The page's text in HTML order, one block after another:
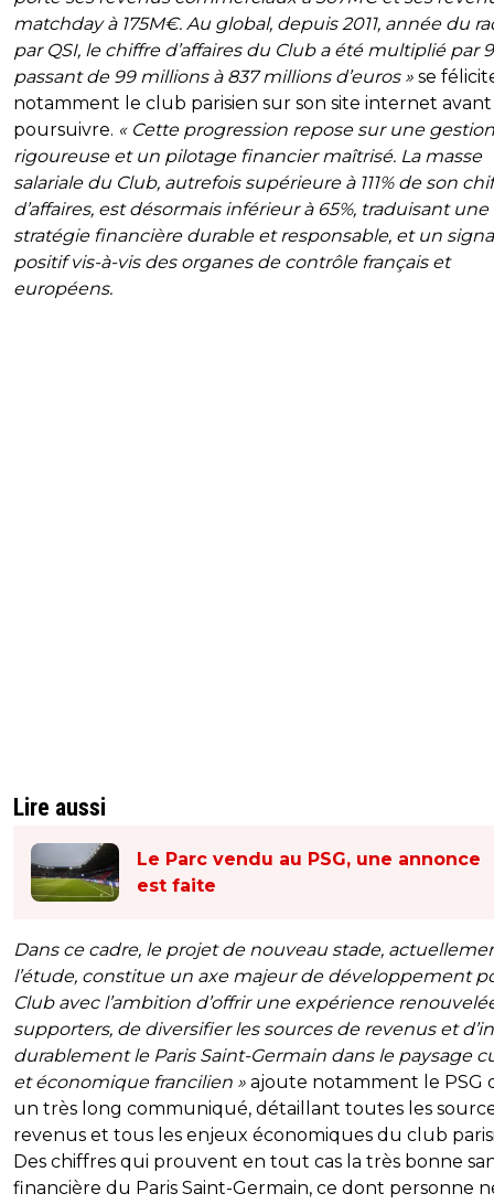
matchday à 175M€. Au global, depuis 2011, année du
par QSI, le chiffre d’affaires du Club a été multiplié par
passant de 99 millions à 837 millions d’euros » se
notamment le club parisien sur son site internet
poursuivre. « Cette progression repose sur une gestion
rigoureuse et un pilotage financier maîtrisé. La masse
salariale du Club, autrefois supérieure à 111% de son
d’affaires, est désormais inférieur à 65%, traduisant une
stratégie financière durable et responsable, et un
positif vis-à-vis des organes de contrôle français et
européens.
Lire aussi
Le Parc vendu au PSG, une annonce
est faite
Dans ce cadre, le projet de nouveau stade,
l’étude, constitue un axe majeur de développement
Club avec l’ambition d’offrir une expérience
supporters, de diversifier les sources de revenus et
durablement le Paris Saint-Germain dans le paysage
et économique francilien » ajoute notamment le PSG
un très long communiqué, détaillant toutes les
revenus et tous les enjeux économiques du club
Des chiffres qui prouvent en tout cas la très bonne
financière du Paris Saint-Germain, ce dont personne